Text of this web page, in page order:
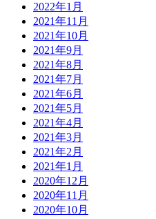
2022年1月
2021年11月
2021年10月
2021年9月
2021年8月
2021年7月
2021年6月
2021年5月
2021年4月
2021年3月
2021年2月
2021年1月
2020年12月
2020年11月
2020年10月